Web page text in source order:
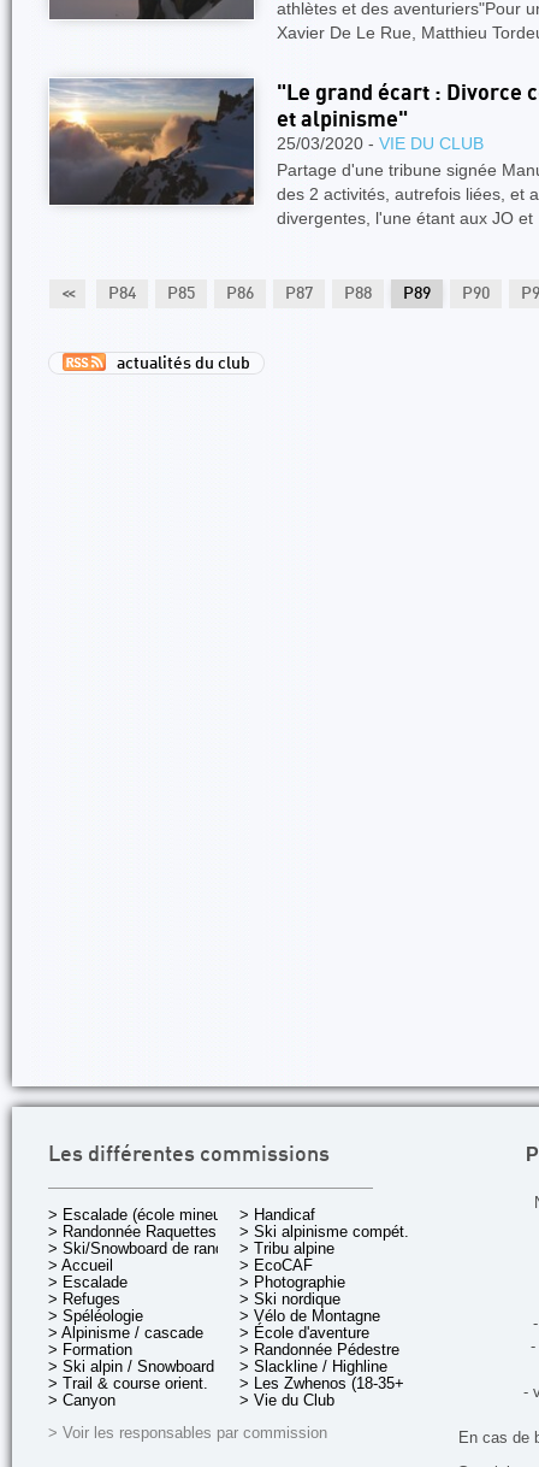
athlètes et des aventuriers"Pour
Xavier De Le Rue, Matthieu
"Le grand écart : Divorce
et alpinisme"
25/03/2020 - VIE DU CLUB
Partage d'une tribune signée
des 2 activités, autrefois liées, et
divergentes, l'une étant aux JO et
<<
P83 P84 P85 P86 P87 P88 P89 P90
actualités du club
Les différentes commissions
> Escalade (école mineurs)
> Randonnée Raquettes
> Ski/Snowboard de rando.
> Accueil
> Escalade
> Refuges
> Spéléologie
> Alpinisme / cascade
> Formation
> Ski alpin / Snowboard
> Trail & course orient.
> Canyon
> Handicaf
> Ski alpinisme compét.
> Tribu alpine
> EcoCAF
> Photographie
> Ski nordique
> Vélo de Montagne
> École d'aventure
> Randonnée Pédestre
> Slackline / Highline
> Les Zwhenos (18-35+ ans)
> Vie du Club
> Voir les responsables par commission
-
-
En cas de